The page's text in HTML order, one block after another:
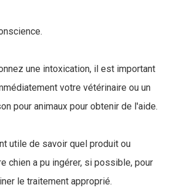
une intoxication, il est important
votre vétérinaire ou un
pour animaux pour obtenir de l'aide.
utile de savoir quel produit ou
chien a pu ingérer, si possible, pour
le traitement approprié.